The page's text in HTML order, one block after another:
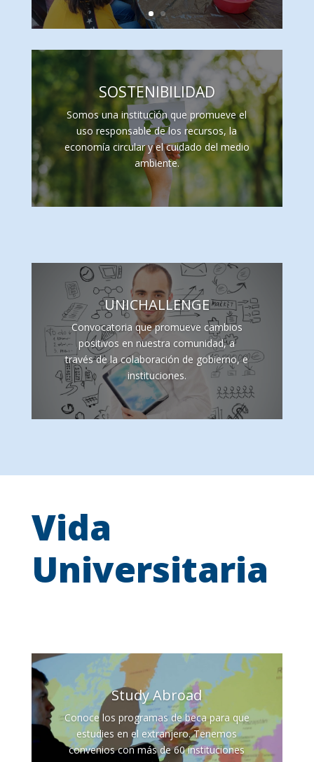
SOSTENIBILIDAD
Somos una institución que promueve el
uso responsable de los recursos, la
economía circular y el cuidado del medio
ambiente.
UNICHALLENGE
Convocatoria que promueve cambios
positivos en nuestra comunidad, a
través de la colaboración de gobierno, e
instituciones.
Vida
Universitaria
Study Abroad
Conoce los programas de beca para que
estudies en el extranjero. Tenemos
convenios con más de 60 instituciones